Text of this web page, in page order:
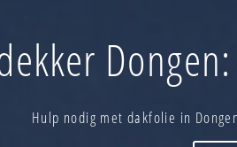
Hulp nodig met dakfolie in